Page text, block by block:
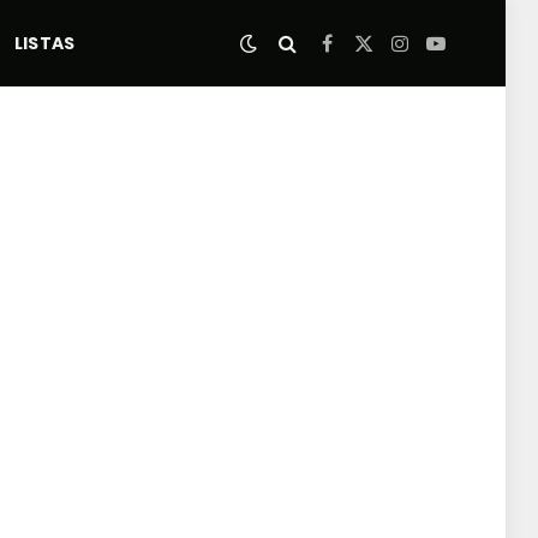
LISTAS Facebook
X
Instagram
YouTube